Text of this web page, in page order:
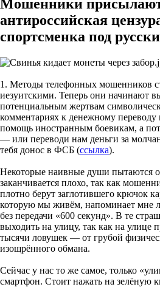
Мошенники
антироссийская
спортсменка под
1. Методы телефонных мошенников
иезуитскими. Теперь они начинают
потенциальным жертвам
комментариях к денежному переводу
помощь иностранным боевикам, а
— или переводи нам деньги за
тебя донос в ФСБ (ссылка).
Некоторые наивные души пытаются
заканчивается плохо, так как
плотно берут заглотившего крючок
которую мы живём, напоминает мне
без передачи «600 секунд». В те
выходить на улицу, так как на улице
тысячи ловушек — от грубой
изощрённого обмана.
Сейчас у нас то же самое, только
смартфон. Стоит нажать на зелёную